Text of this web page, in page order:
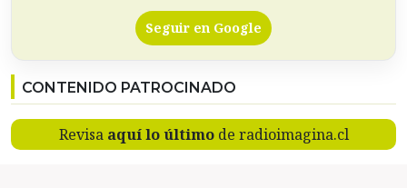
Seguir en Google
CONTENIDO PATROCINADO
Revisa aquí lo últimode radioimagina.cl